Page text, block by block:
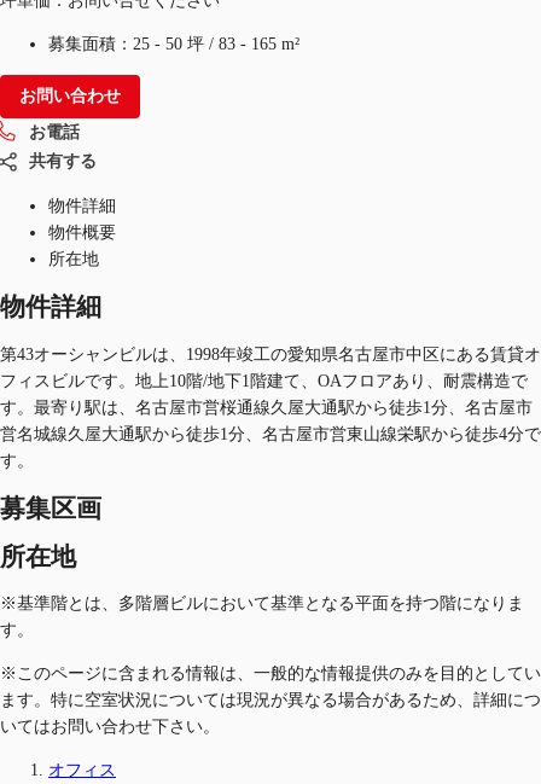
募集面積： 25 - 50 坪 / 83 - 165 m²
お問い合わせ
お電話
共有する
物件詳細
物件概要
所在地
物件詳細
第43オーシャンビルは、1998年竣工の愛知県名古屋市中区にある賃貸オ
フィスビルです。地上10階/地下1階建て、OAフロアあり、耐震構造で
す。最寄り駅は、名古屋市営桜通線久屋大通駅から徒歩1分、名古屋市
営名城線久屋大通駅から徒歩1分、名古屋市営東山線栄駅から徒歩4分で
す。
募集区画
所在地
※基準階とは、多階層ビルにおいて基準となる平面を持つ階になりま
す。
※このページに含まれる情報は、一般的な情報提供のみを目的としてい
ます。特に空室状況については現況が異なる場合があるため、詳細につ
いてはお問い合わせ下さい。
オフィス